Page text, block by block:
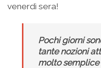
venerdì sera!
Pochi giorni
tante nozioni
molto semplice